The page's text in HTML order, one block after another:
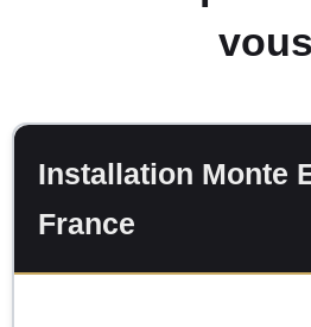
vous
Installation Monte
France